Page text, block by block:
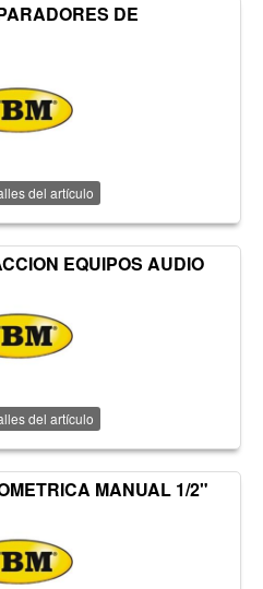
DE
del artículo
EQUIPOS AUDIO
del artículo
MANUAL 1/2"